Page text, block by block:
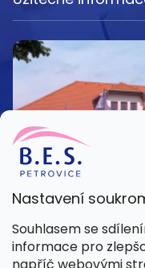
Nastavení
Souhlasem se
informace pro
Kamenná prodejna
Pondělí – Pátek 8:00 –
Petrovice 42, 262 55